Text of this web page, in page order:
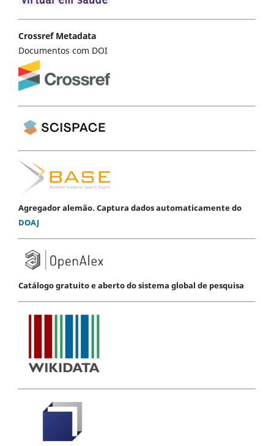
Crossref Metadata
Documentos com DOI
Agregador alemão. Captura dados automaticamente do
DOAJ
Catálogo gratuito e aberto do sistema global de pesquisa